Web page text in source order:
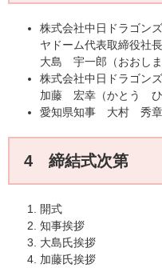
株式会社中日ドラゴン
ヤドーム代表取締役社長
大島 宇一郎（おおし
株式会社中日ドラゴン
加藤 宏幸（かとう ひ
愛知県知事 大村 秀章
4 締結式次第
開式
知事挨拶
大島氏挨拶
加藤氏挨拶